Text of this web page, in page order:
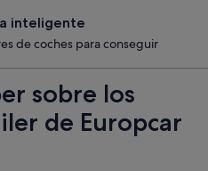
inteligente
de coches para conseguir
sobre los
de Europcar